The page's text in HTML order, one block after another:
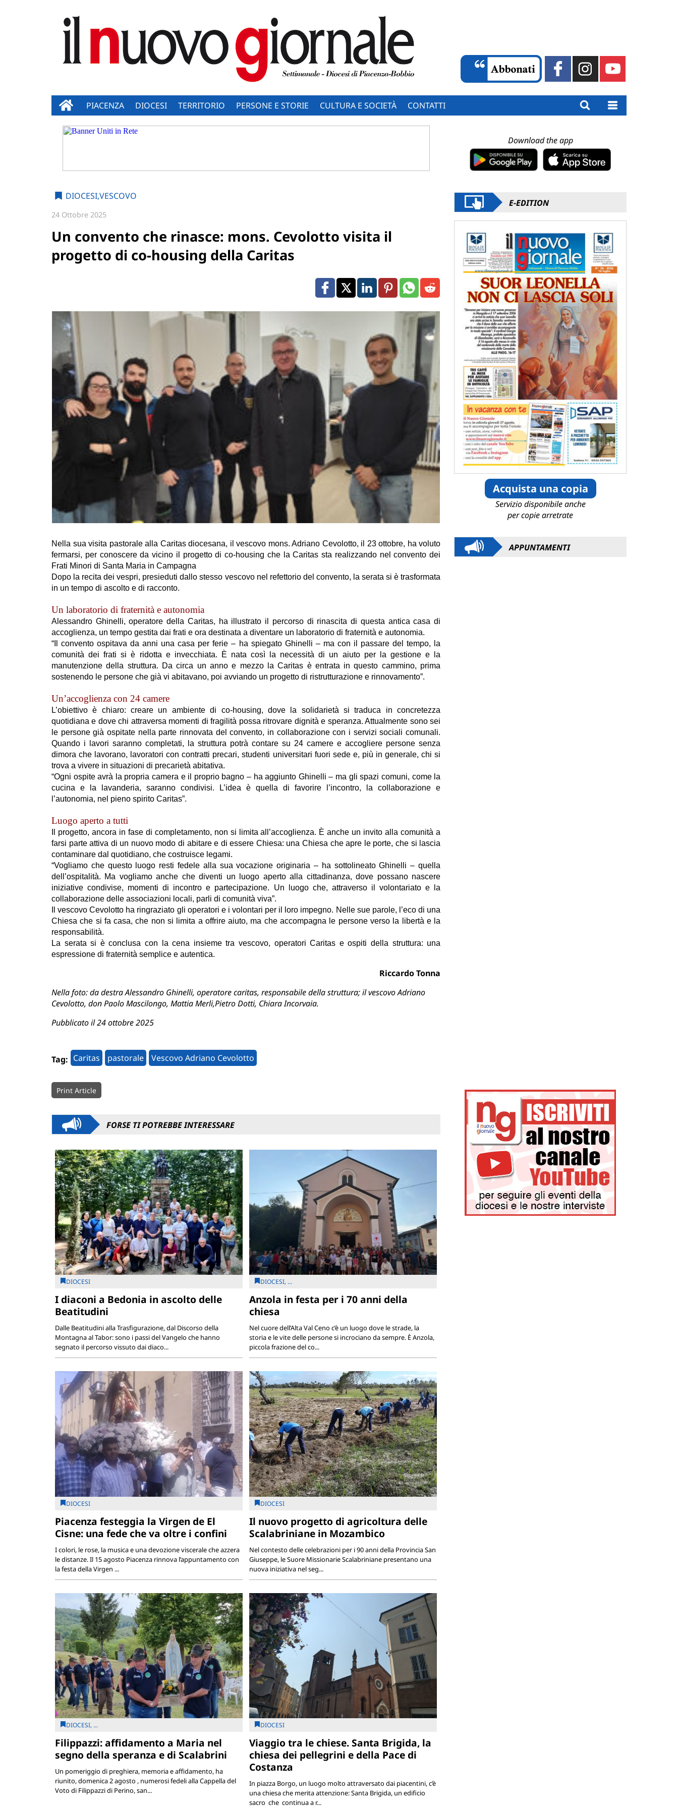
PIACENZA DIOCESI TERRITORIO PERSONE E STORIE CULTURA E SOCIETÀ CONTATTI
DIOCESI,VESCOVO
24 Ottobre 2025
Un convento che rinasce: mons. Cevolotto visita il
progetto di co-housing della Caritas
Nella sua visita pastorale alla Caritas diocesana, il vescovo mons. Adriano Cevolotto, il 23 ottobre, ha voluto
fermarsi, per conoscere da vicino il progetto di co-housing che la Caritas sta realizzando nel convento dei
Frati Minori di Santa Maria in Campagna
Dopo la recita dei vespri, presieduti dallo stesso vescovo nel refettorio del convento, la serata si è trasformata
in un tempo di ascolto e di racconto.
Un laboratorio di fraternità e autonomia
Alessandro Ghinelli, operatore della Caritas, ha illustrato il percorso di rinascita di questa antica casa di
accoglienza, un tempo gestita dai frati e ora destinata a diventare un laboratorio di fraternità e autonomia.
“Il convento ospitava da anni una casa per ferie – ha spiegato Ghinelli – ma con il passare del tempo, la
comunità dei frati si è ridotta e invecchiata. È nata così la necessità di un aiuto per la gestione e la
manutenzione della struttura. Da circa un anno e mezzo la Caritas è entrata in questo cammino, prima
sostenendo le persone che già vi abitavano, poi avviando un progetto di ristrutturazione e rinnovamento”.
Un’accoglienza con 24 camere
L’obiettivo è chiaro: creare un ambiente di co-housing, dove la solidarietà si traduca in concretezza
quotidiana e dove chi attraversa momenti di fragilità possa ritrovare dignità e speranza. Attualmente sono sei
le persone già ospitate nella parte rinnovata del convento, in collaborazione con i servizi sociali comunali.
Quando i lavori saranno completati, la struttura potrà contare su 24 camere e accogliere persone senza
dimora che lavorano, lavoratori con contratti precari, studenti universitari fuori sede e, più in generale, chi si
trova a vivere in situazioni di precarietà abitativa.
“Ogni ospite avrà la propria camera e il proprio bagno – ha aggiunto Ghinelli – ma gli spazi comuni, come la
cucina e la lavanderia, saranno condivisi. L’idea è quella di favorire l’incontro, la collaborazione e
l’autonomia, nel pieno spirito Caritas”.
Luogo aperto a tutti
Il progetto, ancora in fase di completamento, non si limita all’accoglienza. È anche un invito alla comunità a
farsi parte attiva di un nuovo modo di abitare e di essere Chiesa: una Chiesa che apre le porte, che si lascia
contaminare dal quotidiano, che costruisce legami.
“Vogliamo che questo luogo resti fedele alla sua vocazione originaria – ha sottolineato Ghinelli – quella
dell’ospitalità. Ma vogliamo anche che diventi un luogo aperto alla cittadinanza, dove possano nascere
iniziative condivise, momenti di incontro e partecipazione. Un luogo che, attraverso il volontariato e la
collaborazione delle associazioni locali, parli di comunità viva”.
Il vescovo Cevolotto ha ringraziato gli operatori e i volontari per il loro impegno. Nelle sue parole, l’eco di una
Chiesa che si fa casa, che non si limita a offrire aiuto, ma che accompagna le persone verso la libertà e la
responsabilità.
La serata si è conclusa con la cena insieme tra vescovo, operatori Caritas e ospiti della struttura: una
espressione di fraternità semplice e autentica.
Riccardo Tonna
Nella foto: da destra Alessandro Ghinelli, operatore caritas, responsabile della struttura; il vescovo Adriano
Cevolotto, don Paolo Mascilongo, Mattia Merli,Pietro Dotti, Chiara Incorvaia.
Pubblicato il 24 ottobre 2025
Tag: Caritas pastorale Vescovo Adriano Cevolotto
Print Article
FORSE TI POTREBBE INTERESSARE
DIOCESI
I diaconi a Bedonia in ascolto delle
Beatitudini
Dalle Beatitudini alla Trasfigurazione, dal Discorso della
Montagna al Tabor: sono i passi del Vangelo che hanno
segnato il percorso vissuto dai diaco...
DIOCESI, ...
Anzola in festa per i 70 anni della
chiesa
Nel cuore dell’Alta Val Ceno c’è un luogo dove le strade, la
storia e le vite delle persone si incrociano da sempre. È Anzola,
piccola frazione del co...
DIOCESI
Piacenza festeggia la Virgen de El
Cisne: una fede che va oltre i confini
I colori, le rose, la musica e una devozione viscerale che azzera
le distanze. Il 15 agosto Piacenza rinnova l’appuntamento con
la festa della Virgen ...
DIOCESI
Il nuovo progetto di agricoltura delle
Scalabriniane in Mozambico
Nel contesto delle celebrazioni per i 90 anni della Provincia San
Giuseppe, le Suore Missionarie Scalabriniane presentano una
nuova iniziativa nel seg...
DIOCESI, ...
Filippazzi: affidamento a Maria nel
segno della speranza e di Scalabrini
Un pomeriggio di preghiera, memoria e affidamento, ha
riunito, domenica 2 agosto , numerosi fedeli alla Cappella del
Voto di Filippazzi di Perino, san...
DIOCESI
Viaggio tra le chiese. Santa Brigida, la
chiesa dei pellegrini e della Pace di
Costanza
In piazza Borgo, un luogo molto attraversato dai piacentini, c’è
una chiesa che merita attenzione: Santa Brigida, un edificio
sacro che continua a r...
Download the app
E-EDITION
Acquista una copia
Servizio disponibile anche
per copie arretrate
APPUNTAMENTI